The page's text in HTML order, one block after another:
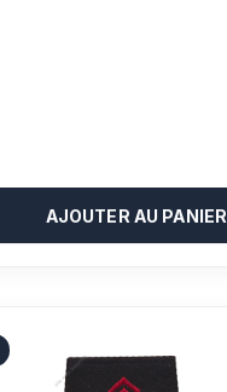
AJOUTER AU PANIER